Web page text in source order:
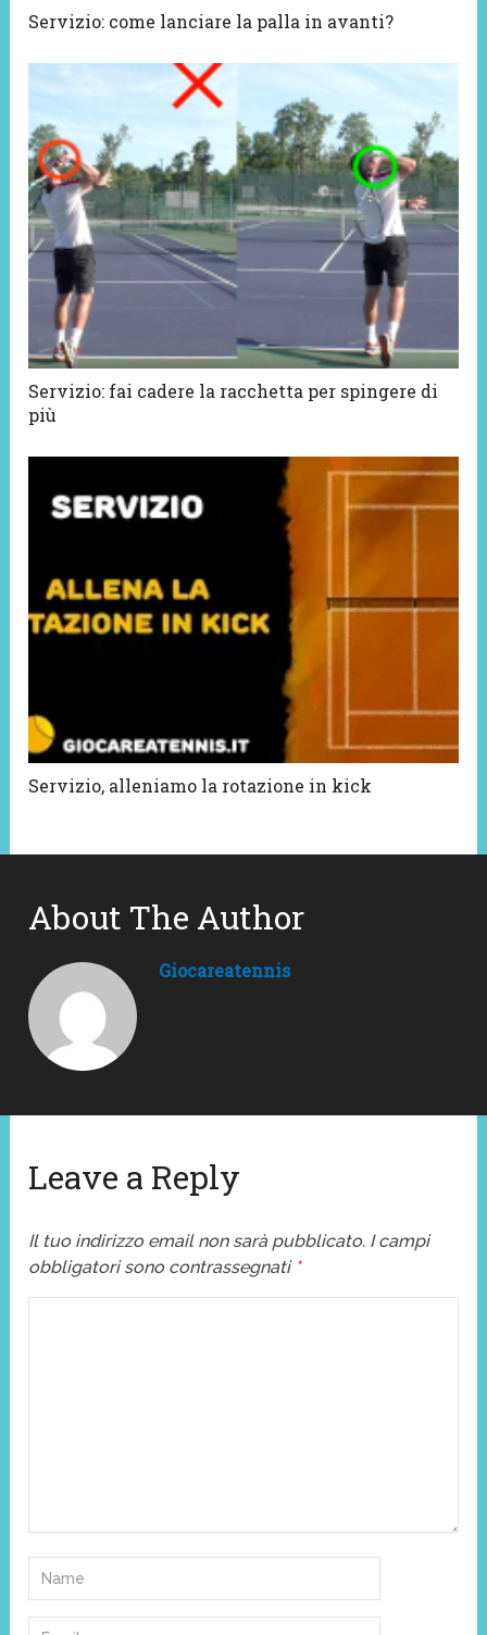
Servizio: come lanciare la palla in avanti?
Servizio: fai cadere la racchetta per spingere di
più
Servizio, alleniamo la rotazione in kick
About The Author
Giocareatennis
Leave a Reply
Il tuo indirizzo email non sarà pubblicato. I campi
obbligatori sono contrassegnati *